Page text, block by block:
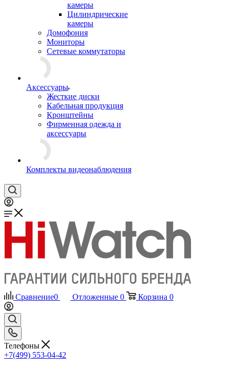
камеры
Цилиндрические
камеры
Домофония
Мониторы
Сетевые коммутаторы
Аксессуары
Жесткие диски
Кабельная продукция
Кронштейны
Фирменная одежда и
аксессуары
Комплекты видеонаблюдения
Сравнение0 Отложенные 0 Корзина 0
Телефоны
+7(499) 553-04-42